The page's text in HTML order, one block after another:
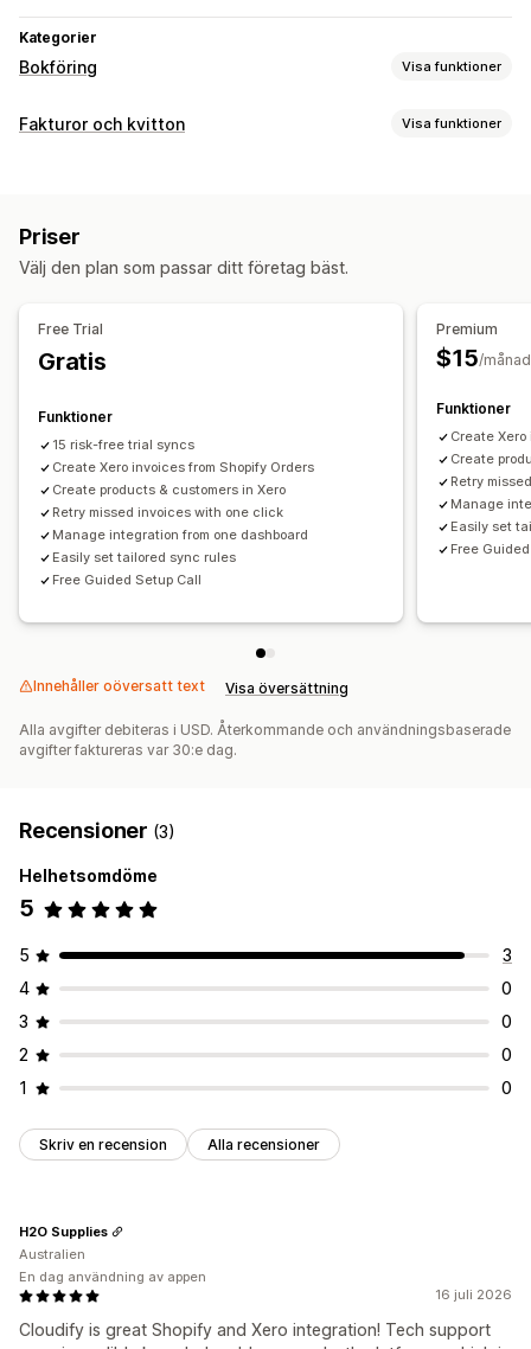
Kategorier
Bokföring Visa funktioner
Ekonomiska rapporter
Debitering och fakturering
Automatiserad datasynkronisering
Lager och produkt
Problemlösning
Fakturor och kvitton Visa funktioner
Återbetalningar
Filhantering
Priser
Välj den plan som passar ditt företag bäst.
Free Trial
Gratis
Funktioner
15 risk-free trial syncs
Create Xero invoices from Shopify Orders
Create products & customers in Xero
Retry missed invoices with one click
Manage integration from one dashboard
Easily set tailored sync rules
Free Guided Setup Call
Premium
$15/månad
Funktioner
Create
Create
Retry
Manage
Easily set
Free
Innehåller oöversatt text Visa översättning
Alla avgifter debiteras i USD. Återkommande och användningsbaserade
avgifter faktureras var 30:e dag.
Recensioner (3)
Helhetsomdöme
5
5
3
4
0
3
0
2
0
1
0
Skriv en recension Alla recensioner
16 juli 2026
Cloudify is great Shopify and Xero integration! Tech support
H2O Supplies
Australien
En dag användning av appen